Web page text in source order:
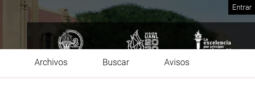
Entrar
Archivos Buscar Avisos